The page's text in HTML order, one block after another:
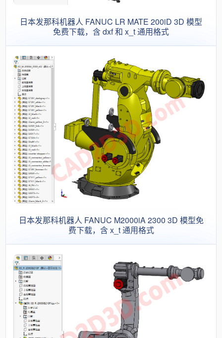
日本发那科机器人 FANUC LR MATE 200iD 3D 模型
免费下载，含 dxf 和 x_t 通用格式
日本发那科机器人 FANUC M2000iA 2300 3D 模型免
费下载，含 x_t 通用格式